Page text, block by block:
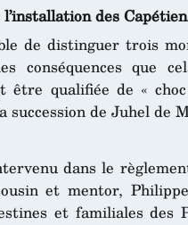
des
de distinguer trois
conséquences que
qualifiée de «
de Juhel de
dans le
et mentor,
et familiales des